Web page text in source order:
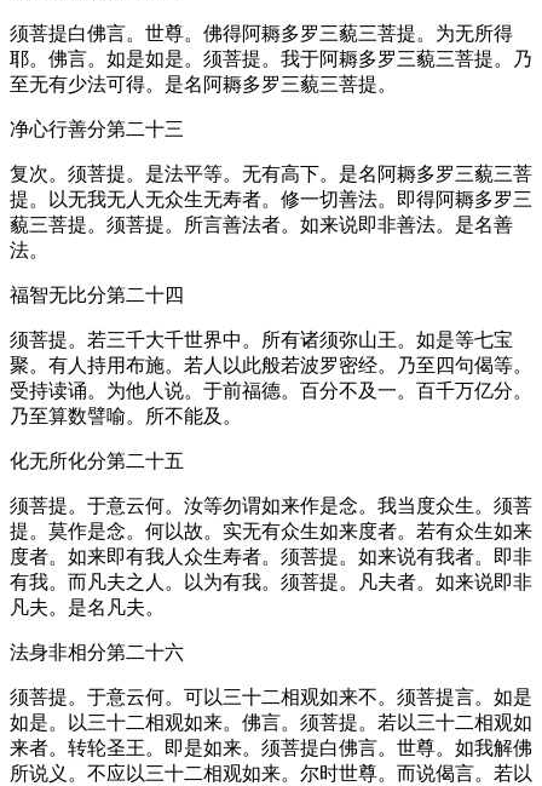
须菩提白佛言。世尊。佛得阿耨多罗三藐三菩提。为无所得
耶。佛言。如是如是。须菩提。我于阿耨多罗三藐三菩提。乃
至无有少法可得。是名阿耨多罗三藐三菩提。
净心行善分第二十三
复次。须菩提。是法平等。无有高下。是名阿耨多罗三藐三菩
提。以无我无人无众生无寿者。修一切善法。即得阿耨多罗三
藐三菩提。须菩提。所言善法者。如来说即非善法。是名善
法。
福智无比分第二十四
须菩提。若三千大千世界中。所有诸须弥山王。如是等七宝
聚。有人持用布施。若人以此般若波罗密经。乃至四句偈等。
受持读诵。为他人说。于前福德。百分不及一。百千万亿分。
乃至算数譬喻。所不能及。
化无所化分第二十五
须菩提。于意云何。汝等勿谓如来作是念。我当度众生。须菩
提。莫作是念。何以故。实无有众生如来度者。若有众生如来
度者。如来即有我人众生寿者。须菩提。如来说有我者。即非
有我。而凡夫之人。以为有我。须菩提。凡夫者。如来说即非
凡夫。是名凡夫。
法身非相分第二十六
须菩提。于意云何。可以三十二相观如来不。须菩提言。如是
如是。以三十二相观如来。佛言。须菩提。若以三十二相观如
来者。转轮圣王。即是如来。须菩提白佛言。世尊。如我解佛
所说义。不应以三十二相观如来。尔时世尊。而说偈言。若以